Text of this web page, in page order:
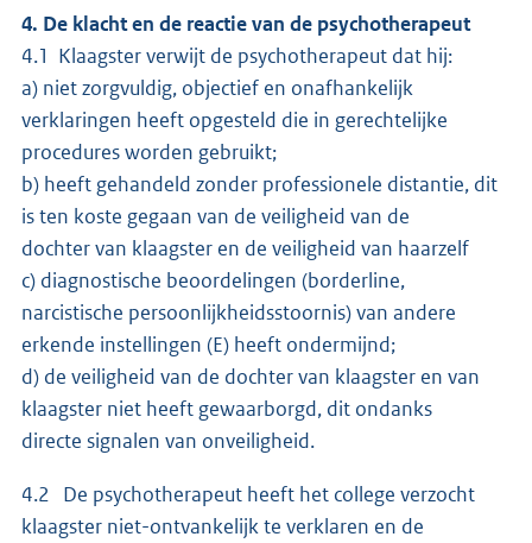
4. De klacht en de reactie van de psychotherapeut
4.1 Klaagster verwijt de psychotherapeut dat hij:
a) niet zorgvuldig, objectief en onafhankelijk
verklaringen heeft opgesteld die in gerechtelijke
procedures worden gebruikt;
b) heeft gehandeld zonder professionele distantie, dit
is ten koste gegaan van de veiligheid van de
dochter van klaagster en de veiligheid van haarzelf
c) diagnostische beoordelingen (borderline,
narcistische persoonlijkheidsstoornis) van andere
erkende instellingen (E) heeft ondermijnd;
d) de veiligheid van de dochter van klaagster en van
klaagster niet heeft gewaarborgd, dit ondanks
directe signalen van onveiligheid.
4.2 De psychotherapeut heeft het college verzocht
klaagster niet-ontvankelijk te verklaren en de